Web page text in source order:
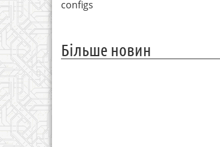
configs
Більше новин